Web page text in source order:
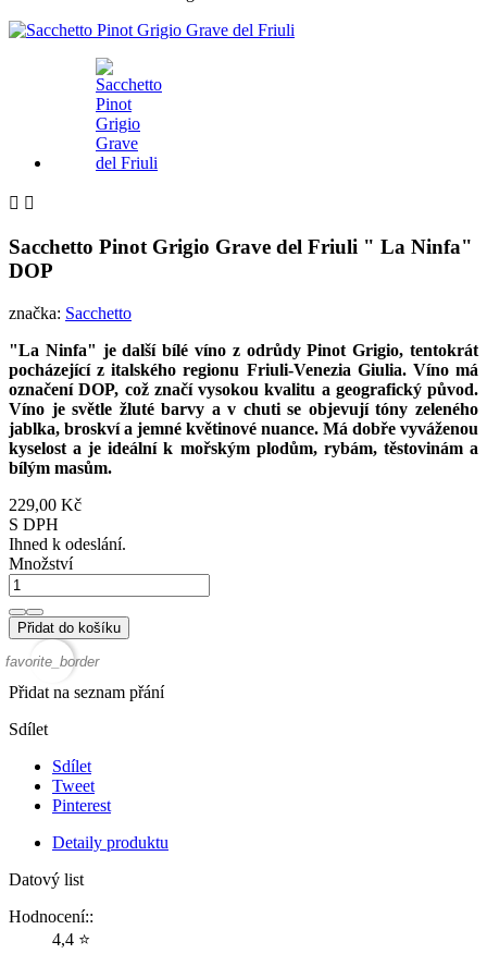
 
Sacchetto Pinot Grigio Grave del Friuli " La Ninfa"
DOP
značka: Sacchetto
"La Ninfa" je další bílé víno z odrůdy Pinot Grigio, tentokrát
pocházející z italského regionu Friuli-Venezia Giulia. Víno má
označení DOP, což značí vysokou kvalitu a geografický původ.
Víno je světle žluté barvy a v chuti se objevují tóny zeleného
jablka, broskví a jemné květinové nuance. Má dobře vyváženou
kyselost a je ideální k mořským plodům, rybám, těstovinám a
bílým masům.
229,00 Kč
S DPH
Ihned k odeslání.
Množství
Přidat do košíku
favorite_border
Přidat na seznam přání
Sdílet
Sdílet
Tweet
Pinterest
Detaily produktu
Datový list
Hodnocení::
4,4 ⭐️